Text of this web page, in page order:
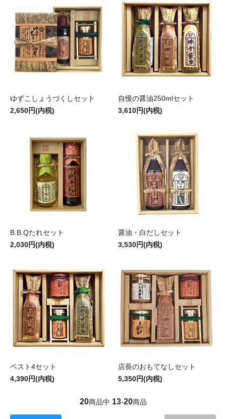
ゆずこしょうづくしセット
2,650円(内税)
自慢の醤油250mlセット
3,610円(内税)
B.B.Qたれセット
2,030円(内税)
醤油・白だしセット
3,530円(内税)
ベスト4セット
4,390円(内税)
店長のおもてなしセット
5,350円(内税)
20商品中 13-20商品